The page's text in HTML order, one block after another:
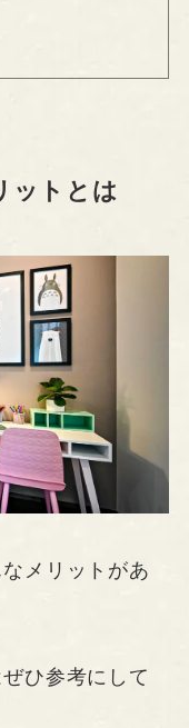
ットとは
メリットがあ
ひ参考にして